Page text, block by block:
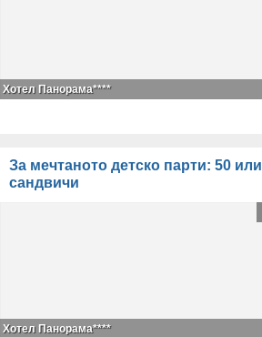
Хотел Панорама****
За мечтаното детско парти: 50
сандвичи
Хотел Панорама****